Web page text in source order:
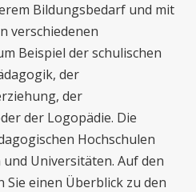
Bildungsbedarf und mit
verschiedenen
Beispiel der schulischen
der
der
der Logopädie. Die
Hochschulen
Universitäten. Auf den
einen Überblick zu den